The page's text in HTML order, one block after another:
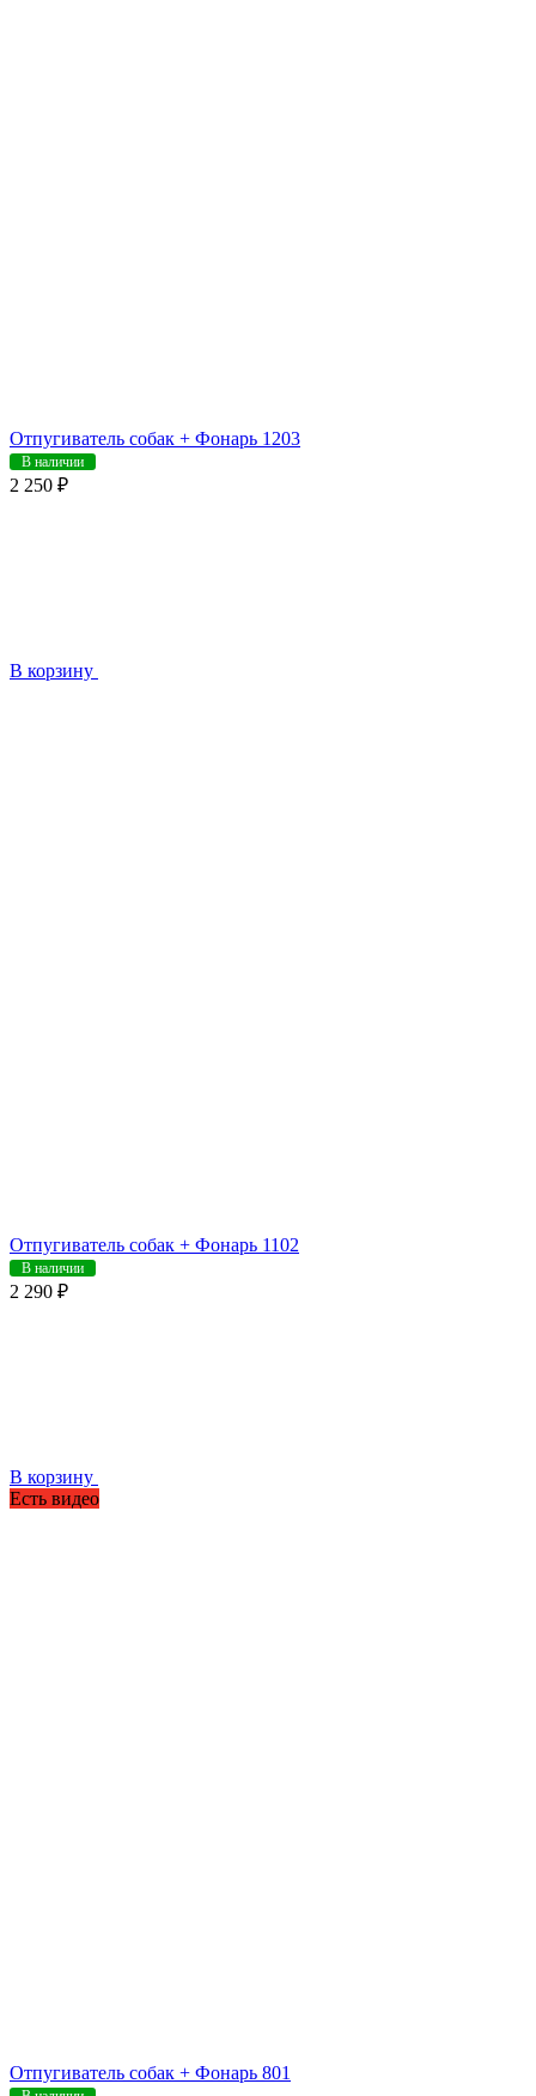
Отпугиватель собак + Фонарь 1203
В наличии
2 250 ₽
В корзину
Отпугиватель собак + Фонарь 1102
В наличии
2 290 ₽
В корзину
Есть видео
Отпугиватель собак + Фонарь 801